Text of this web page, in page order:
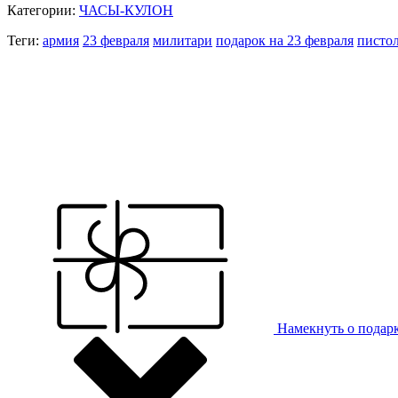
Категории: ЧАСЫ-КУЛОН
Теги: армия 23 февраля милитари подарок на 23 февраля
Намекнуть о